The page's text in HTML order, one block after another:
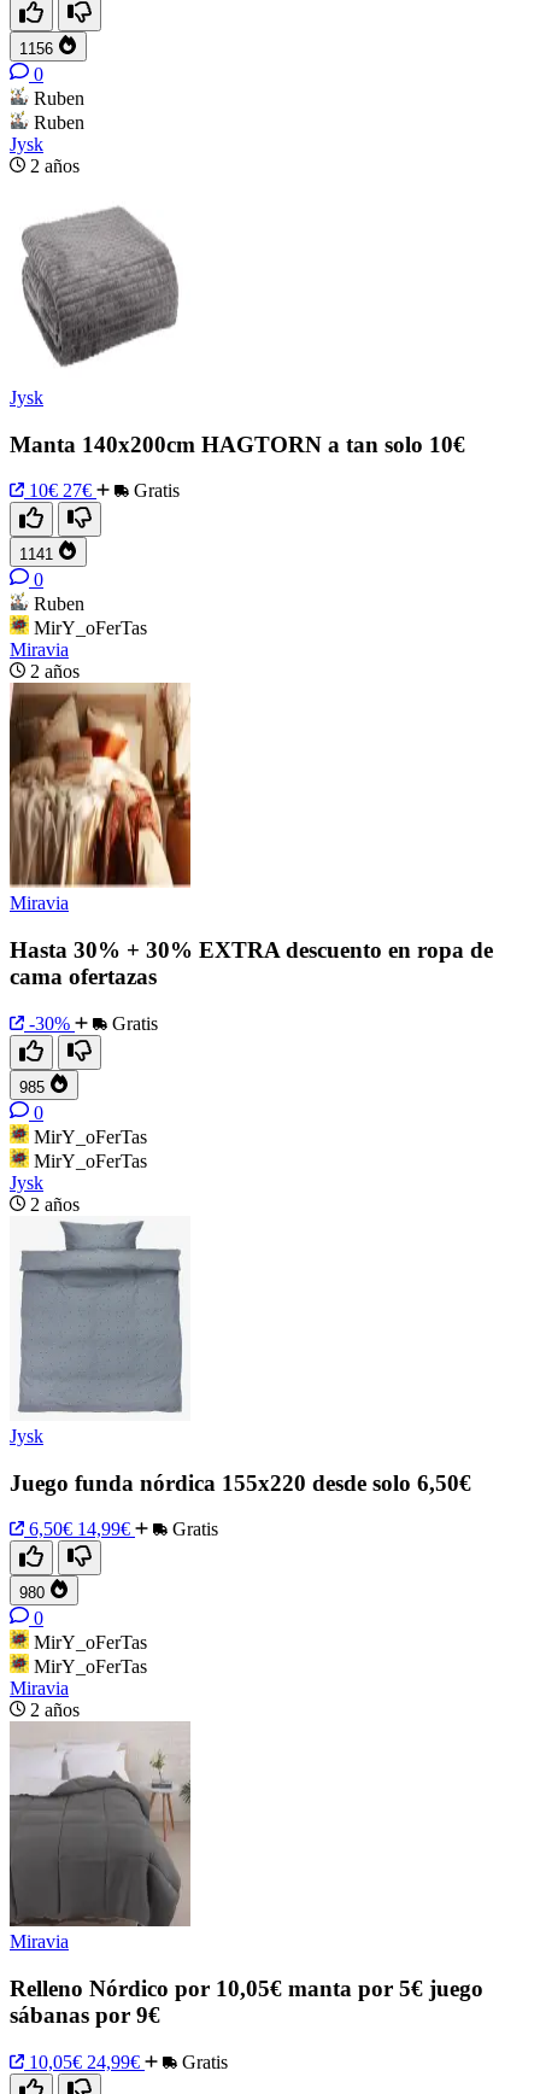
1156
0
Ruben
Ruben
Jysk
2 años
Jysk
Manta 140x200cm HAGTORN a tan solo 10€
10€ 27€ Gratis
1141
0
Ruben
MirY_oFerTas
Miravia
2 años
Miravia
Hasta 30% + 30% EXTRA descuento en ropa de
cama ofertazas
-30% Gratis
985
0
MirY_oFerTas
MirY_oFerTas
Jysk
2 años
Jysk
Juego funda nórdica 155x220 desde solo 6,50€
6,50€ 14,99€ Gratis
980
0
MirY_oFerTas
MirY_oFerTas
Miravia
2 años
Miravia
Relleno Nórdico por 10,05€ manta por 5€ juego
sábanas por 9€
10,05€ 24,99€ Gratis